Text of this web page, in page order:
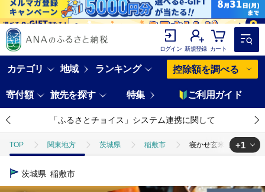
ログイン 新規登録 カート
カテゴリ 地域 ランキング 控除額を調べる
寄付額 旅先を探す 特集 ご利用ガイド
「ふるさとチョイス」システム連携に関して
TOP 関東地方 茨城県 稲敷市 寝かせ玄米ごはんパッ
TOP
+1
茨城県 稲敷市